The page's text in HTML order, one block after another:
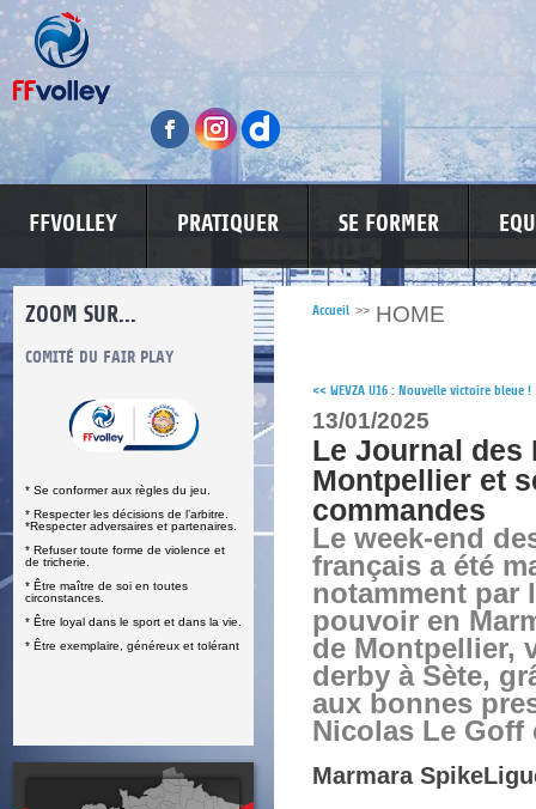
FFVOLLEY PRATIQUER SE FORMER
ZOOM SUR...
COMITÉ DU FAIR PLAY
* Se conformer aux règles du jeu.
* Respecter les décisions de l’arbitre.
*Respecter adversaires et partenaires.
* Refuser toute forme de violence et
de tricherie.
* Être maître de soi en toutes
circonstances.
* Être loyal dans le sport et dans la vie.
* Être exemplaire, généreux et tolérant
LUTTE CONTRE LES VIOLENCES
Accueil >> HOME
<< WEVZA U16 : Nouvelle victoire bleue !
13/01/2025
Le Journal des
Montpellier et
commandes
Le week-end
français a été
notamment par
pouvoir en
de Montpellier,
derby à Sète,
aux bonnes
Nicolas Le Goff
Marmara